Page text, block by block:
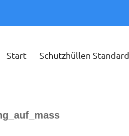
Start Schutzhüllen Standard